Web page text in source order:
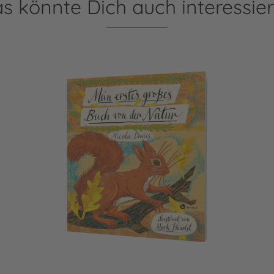
könnte Dich auch
Mein erstes großes Buch von der Natur